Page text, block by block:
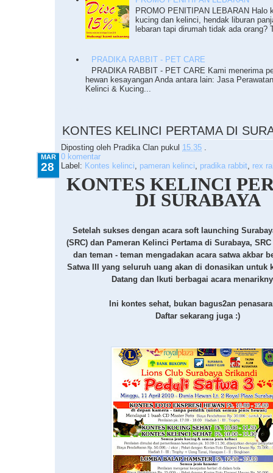
PROMO PENITIPAN LEBARAN Halo
kucing dan kelinci, hendak liburan
lebaran tapi dirumah tidak ada orang?
PRADIKA RABBIT - PET CARE
PRADIKA RABBIT - PET CARE Kami menerima
hewan kesayangan Anda antara lain: Jasa
Kelinci & Kucing...
KONTES KELINCI PERTAMA DI
Diposting oleh Pradika Clan pukul 15.35 .
MAR
28
0 komentar
Label: Kontes kelinci, pameran kelinci, pradika rabbit, rex
KONTES KELINCI
DI SURABAYA
Setelah sukses dengan acara soft launching
(SRC) dan Pameran Kelinci Pertama di Surabaya,
dan teman - teman mengadakan acara satwa akbar
Satwa III yang seluruh uang akan di donasikan untuk
Datang dan Ikuti berbagai acara
Ini kontes sehat, bukan bagus2an
Daftar sekarang juga :)